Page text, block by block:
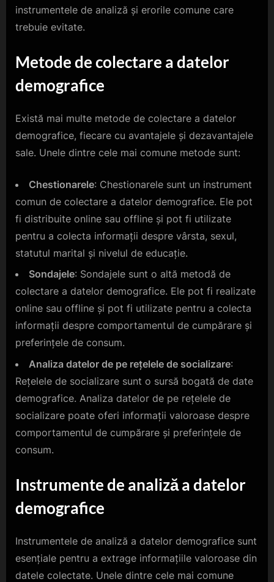
instrumentele de analiză și erorile comune care
trebuie evitate.
Metode de colectare a datelor
demografice
Există mai multe metode de colectare a datelor
demografice, fiecare cu avantajele și dezavantajele
sale. Unele dintre cele mai comune metode sunt:
Chestionarele: Chestionarele sunt un instrument
comun de colectare a datelor demografice. Ele pot
fi distribuite online sau offline și pot fi utilizate
pentru a colecta informații despre vârsta, sexul,
statutul marital și nivelul de educație.
Sondajele: Sondajele sunt o altă metodă de
colectare a datelor demografice. Ele pot fi realizate
online sau offline și pot fi utilizate pentru a colecta
informații despre comportamentul de cumpărare și
preferințele de consum.
Analiza datelor de pe rețelele de socializare:
Rețelele de socializare sunt o sursă bogată de date
demografice. Analiza datelor de pe rețelele de
socializare poate oferi informații valoroase despre
comportamentul de cumpărare și preferințele de
consum.
Instrumente de analiză a datelor
demografice
Instrumentele de analiză a datelor demografice sunt
esențiale pentru a extrage informațiile valoroase din
datele colectate. Unele dintre cele mai comune